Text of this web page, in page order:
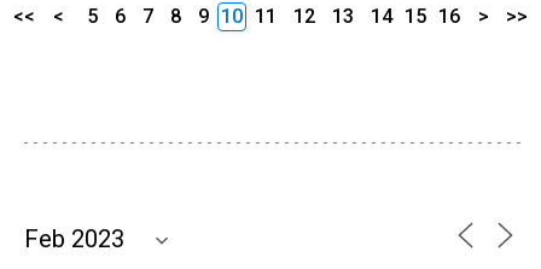
<< < 5 6 7 8 9 10 11 12 13 14 15 16 > >>